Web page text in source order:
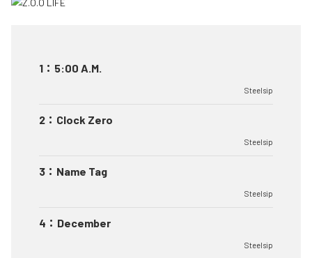
1 ： 5:00 A.M.
Steelsip
2 ： Clock Zero
Steelsip
3 ： Name Tag
Steelsip
4 ： December
Steelsip